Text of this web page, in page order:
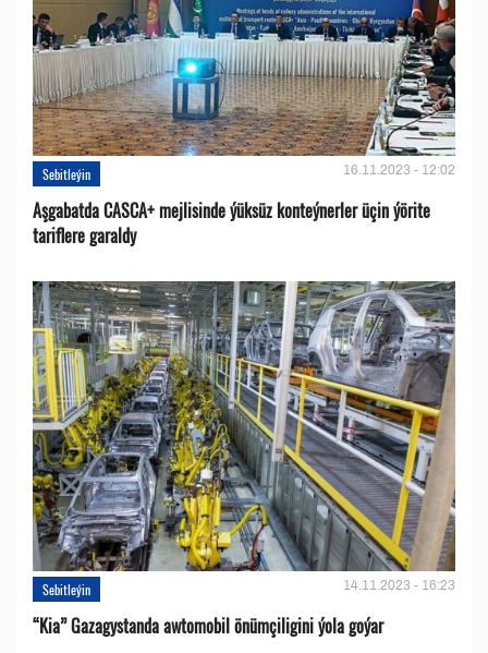
Sebitleýin 16.11.2023 - 12:02
Aşgabatda CASCA+ mejlisinde ýüksüz konteýnerler üçin ýörite
tariflere garaldy
Sebitleýin 14.11.2023 - 16:23
“Kia” Gazagystanda awtomobil önümçiligini ýola goýar